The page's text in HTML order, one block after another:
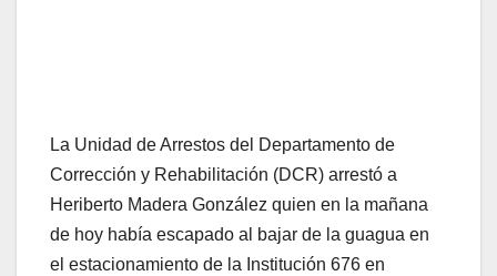
La Unidad de Arrestos del Departamento de
Corrección y Rehabilitación (DCR) arrestó a
Heriberto Madera González quien en la mañana
de hoy había escapado al bajar de la guagua en
el estacionamiento de la Institución 676 en